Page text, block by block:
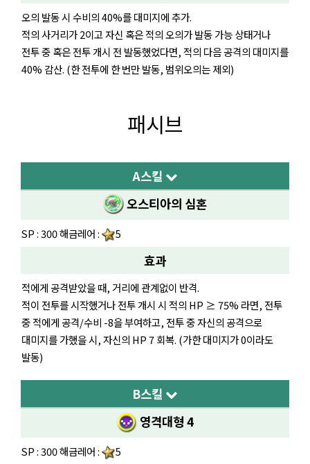
오의 발동 시 수비의 40%를 대미지에 추가.
적의 사거리가 2이고 자신 혹은 적의 오의가 발동 가능 상태거나
전투 중 혹은 전투 개시 전 발동했었다면, 적의 다음 공격의 대미지를
40% 감산. (한 전투에 한 번만 발동, 범위오의는 제외)
패시브
A스킬
오스티아의 심혼
SP : 300 해금레어 : 5
효과
적에게 공격받았을 때, 거리에 관계없이 반격.
적이 전투를 시작했거나 전투 개시 시 적의 HP ≥ 75% 라면, 전투
중 적에게 공격/수비 -8을 부여하고, 전투 중 자신의 공격으로
대미지를 가했을 시, 자신의 HP 7 회복. (가한 대미지가 0이라도
발동)
B스킬
영격대형 4
SP : 300 해금레어 : 5